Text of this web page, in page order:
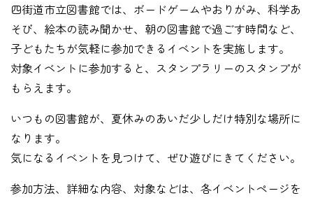
四街道市立図書館では、ボードゲームやおりがみ、科学あ
そび、絵本の読み聞かせ、朝の図書館で過ごす時間など、
子どもたちが気軽に参加できるイベントを実施します。
対象イベントに参加すると、スタンプラリーのスタンプが
もらえます。
いつもの図書館が、夏休みのあいだ少しだけ特別な場所に
なります。
気になるイベントを見つけて、ぜひ遊びにきてください。
参加方法、詳細な内容、対象などは、各イベントページを